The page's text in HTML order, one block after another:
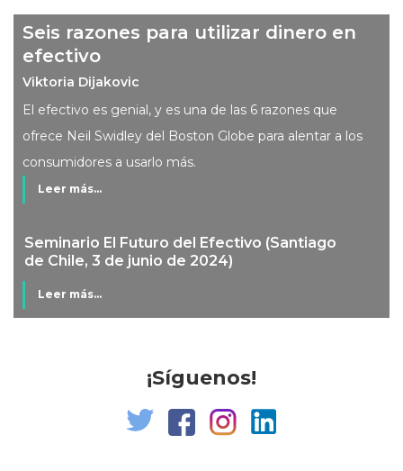
Seis razones para utilizar dinero en
efectivo
Viktoria Dijakovic
El efectivo es genial, y es una de las 6 razones que
ofrece Neil Swidley del Boston Globe para alentar a los
consumidores a usarlo más.
Leer más...
Seminario El Futuro del Efectivo (Santiago
de Chile, 3 de junio de 2024)
Leer más...
¡Síguenos!